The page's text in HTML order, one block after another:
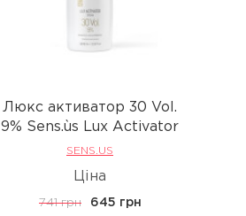
Люкс активатор 30 Vol.
9% Sens.ùs Lux Activator
SENS.US
Ціна
741 грн 645 грн